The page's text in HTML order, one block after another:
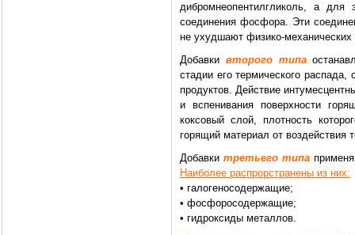
дибромнеопентилгликоль, а для
соединения фосфора. Эти
не ухудшают физико-механических
Добавки второго типа
стадии его термического
продуктов. Действие
и вспенивания поверхности
коксовый слой, плотность
горящий материал от воздействия
Добавки третьего типа
Наиболее распрорстранены из них:
• галогеносодержащие;
• фосфоросодержащие;
• гидроксиды металлов.